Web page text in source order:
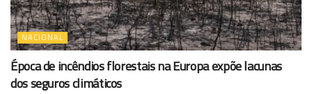
NACIONAL
Época de incêndios florestais na Europa expõe lacunas
dos seguros climáticos